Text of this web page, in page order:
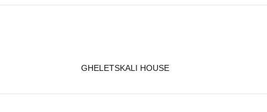
GHELETSKALI HOUSE